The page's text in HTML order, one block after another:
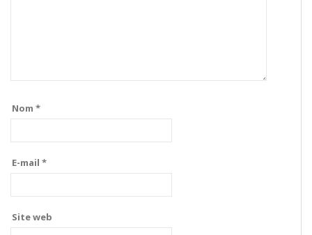
Nom *
E-mail *
Site web